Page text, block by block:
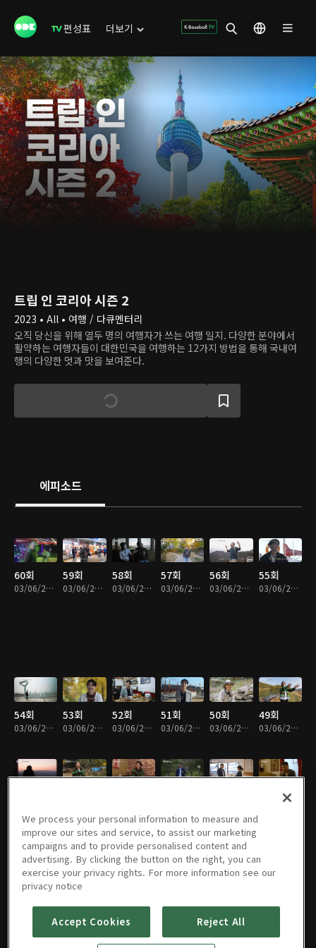
편성표 더보기
트립 인 코리아 시즌 2
2023 • All • 여행 / 다큐멘터리
오직 당신을 위해 열두 명의 여행자가 쓰는 여행 일지. 다양한 분야에서
활약하는 여행자들이 대한민국을 여행하는 12가지 방법을 통해 국내여
행의 다양한 멋과 맛을 보여준다.
에피소드
60회
03/06/2024 • 22분
59회
03/06/2024 • 23분
58회
03/06/2024 • 24분
57회
03/06/2024 • 22분
56회
03/06/2024 • 20분
55회
03/06/2024 • 21분
54회
03/06/2024 • 22분
53회
03/06/2024 • 21분
52회
03/06/2024 • 21분
51회
03/06/2024 • 21분
50회
03/06/2024 • 22분
49회
03/06/2024 • 21분
42회
03/06/2024 • 22분
41회 40회 39회 38회 37회
We process your personal information to measure and
improve our sites and service, to assist our marketing
campaigns and to provide personalised content and
advertising. By clicking the button on the right, you can
exercise your privacy rights. For more information see our
privacy notice
Accept Cookies Reject All